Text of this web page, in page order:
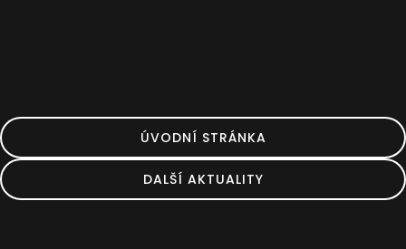
ÚVODNÍ STRÁNKA
DALŠÍ AKTUALITY